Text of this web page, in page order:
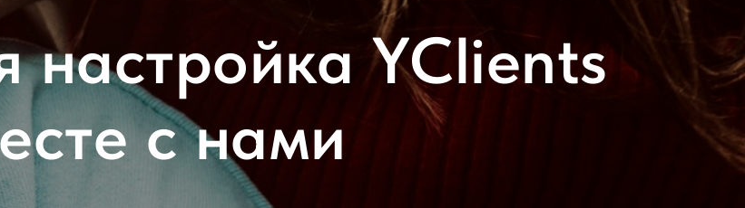
настройка YClients
с нами